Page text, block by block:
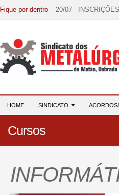
Fique por dentro 20/07 -
07/07 - Increva-se!
03/08 - DATA-
HOME SINDICATO
Cursos